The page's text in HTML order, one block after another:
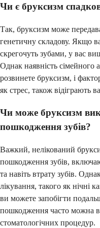
Чи є бруксизм
Так, бруксизм може
генетичну складову. Якщо
скрегочуть зубами, у вас
Однак наявність сімейного
розвинете бруксизм, і
як стрес, також відіграють
Чи може бруксизм
пошкодження зубів?
Важкий, нелікований
пошкодження зубів,
та навіть втрату зубів.
лікування, такого як нічні
ви можете запобігти
пошкодження часто можна
стоматологічних процедур.